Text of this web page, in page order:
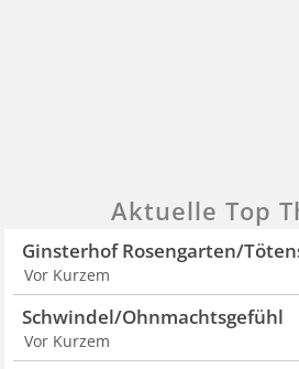
Aktuelle Top
Ginsterhof Rosengarten/
Vor Kurzem
Schwindel/Ohnmachtsgefühl
Vor Kurzem